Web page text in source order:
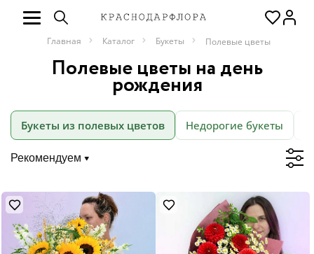
Главная Каталог Букеты Полевые цветы
Полевые цветы на день
рождения
Букеты из полевых цветов Недорогие букеты
Рекомендуем